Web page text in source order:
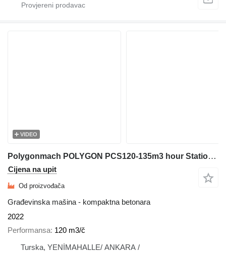
VIDEO
Polygonmach POLYGON PCS120-135m3 hour Stationary concrete batching plant
Cijena na upit
Od proizvođača
Građevinska mašina - kompaktna betonara
2022
Performansa 120 m3/č
Turska, YENİMAHALLE/ ANKARA /